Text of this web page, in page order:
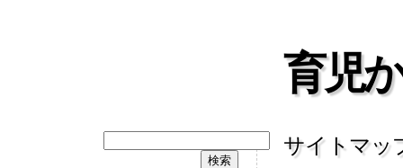
育児
サイトマッ